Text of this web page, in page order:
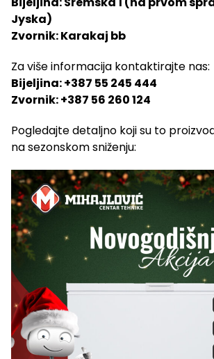
Jyska)
Zvornik: Karakaj bb
Za više informacija kontaktirajte nas:
Bijeljina: +387 55 245 444
Zvornik: +387 56 260 124
Pogledajte detaljno koji su to
na sezonskom sniženju: